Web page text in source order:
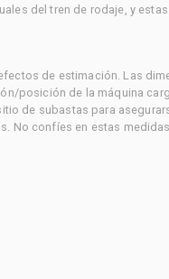
del tren de rodaje, y
de estimación. Las
posición de la máquina
de subastas para
No confíes en estas